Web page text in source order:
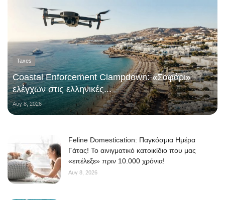
Taxes
Coastal Enforcement Clampdown: «Σαφάρι»
ελέγχων στις ελληνικές...
Αυγ 8, 2026
Feline Domestication: Παγκόσμια Ημέρα
Γάτας! Το αινιγματικό κατοικίδιο που μας
«επέλεξε» πριν 10.000 χρόνια!
Αυγ 8, 2026